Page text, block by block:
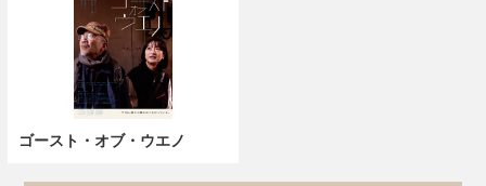
ゴースト・オブ・ウエノ